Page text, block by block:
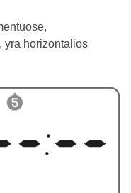
yra horizontalios